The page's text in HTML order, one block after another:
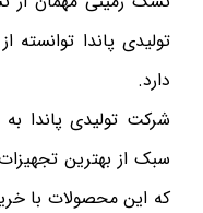
تولیدی پاندا
دارد.
شرکت تولیدی پاندا
سبک از بهترین
که این محصولات با